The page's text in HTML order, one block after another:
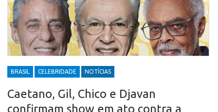
BRASIL CELEBRIDADE NOTÍCIAS
Caetano, Gil, Chico e Djavan
confirmam show em ato contra a